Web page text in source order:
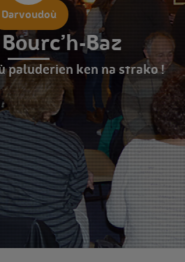
Darvoudoù
Baz
paluderien ken na strako !